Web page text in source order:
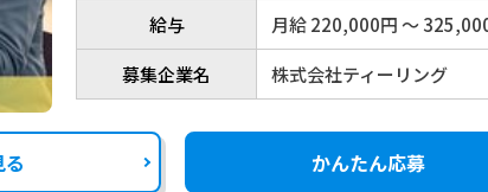
給与
月給 220,000円 〜
募集企業名
株式会社ティーリング
かんたん応募